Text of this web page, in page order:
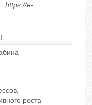
https://e-
роста